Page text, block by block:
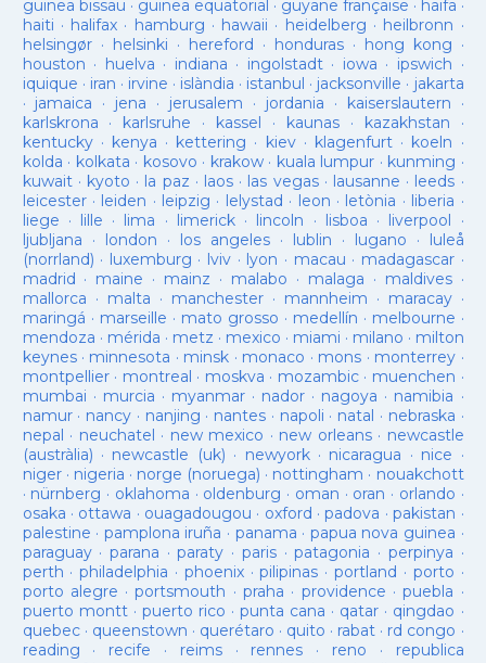
guinea bissau · guinea equatorial · guyane française · haifa ·
haiti · halifax · hamburg · hawaii · heidelberg · heilbronn ·
helsingør· helsinki · hereford · honduras· hong kong ·
houston · huelva · indiana · ingolstadt· iowa · ipswich ·
iquique · iran · irvine · islàndia · istanbul · jacksonville · jakarta
· jamaica · jena · jerusalem · jordania · kaiserslautern ·
karlskrona · karlsruhe · kassel · kaunas· kazakhstan ·
kentucky· kenya · kettering · kiev· klagenfurt · koeln ·
kolda · kolkata · kosovo · krakow· kuala lumpur · kunming ·
kuwait· kyoto · la paz · laos· las vegas· lausanne · leeds ·
leicester· leiden · leipzig · lelystad · leon · letònia · liberia ·
liege · lille · lima · limerick· lincoln · lisboa · liverpool ·
ljubljana · london · los angeles· lublin · lugano · luleå
(norrland) · luxemburg · lviv · lyon · macau · madagascar·
madrid · maine · mainz · malabo · malaga · maldives·
mallorca · malta · manchester· mannheim · maracay·
maringá · marseille · mato grosso · medellín · melbourne ·
mendoza · mérida · metz · mexico · miami · milano · milton
keynes· minnesota · minsk · monaco · mons · monterrey ·
montpellier· montreal · moskva · mozambic· muenchen ·
mumbai · murcia · myanmar· nador · nagoya · namibia ·
namur· nancy · nanjing · nantes · napoli · natal · nebraska ·
nepal · neuchatel · new mexico · new orleans· newcastle
(austràlia) · newcastle (uk) · newyork· nicaragua · nice ·
niger· nigeria · norge (noruega) · nottingham · nouakchott
· nürnberg · oklahoma · oldenburg · oman · oran · orlando ·
osaka · ottawa · ouagadougou · oxford ·padova ·pakistan ·
palestine · pamplona iruña · panama · papua nova guinea ·
paraguay· parana ·paraty · paris·patagonia · perpinya ·
perth ·philadelphia · phoenix·pilipinas ·portland · porto ·
porto alegre ·portsmouth ·praha · providence ·puebla ·
puerto montt· puerto rico ·punta cana · qatar · qingdao ·
quebec· queenstown · querétaro · quito · rabat · rd congo ·
reading · recife · reims· rennes · reno · republica